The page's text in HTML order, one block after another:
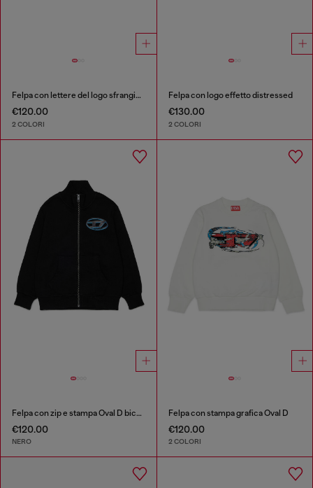
Felpa con lettere del logo sfrangiate
€120.00
2 COLORI
Felpa con logo effetto distressed
€130.00
2 COLORI
Felpa con zip e stampa Oval D bicolore
€120.00
NERO
Felpa con stampa grafica Oval D
€120.00
2 COLORI